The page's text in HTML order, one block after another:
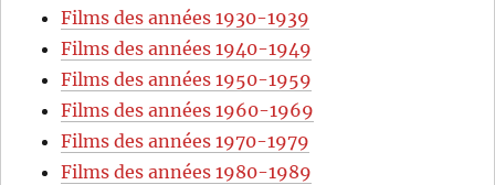
Films des années 1930-1939
Films des années 1940-1949
Films des années 1950-1959
Films des années 1960-1969
Films des années 1970-1979
Films des années 1980-1989